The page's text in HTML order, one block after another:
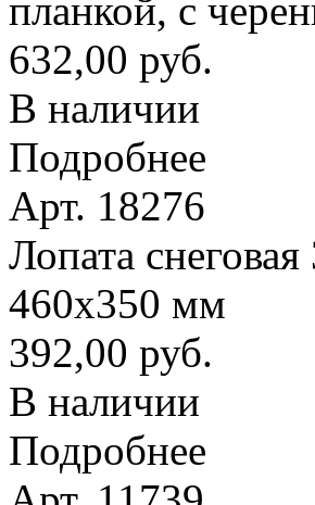
планкой, с
632,00 руб.
В наличии
Подробнее
Арт. 18276
Лопата
460х350 мм
392,00 руб.
В наличии
Подробнее